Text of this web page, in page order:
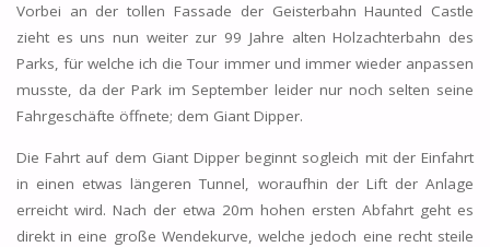
Vorbei an der tollen Fassade der Geisterbahn Haunted Castle
zieht es uns nun weiter zur 99 Jahre alten Holzachterbahn des
Parks, für welche ich die Tour immer und immer wieder anpassen
musste, da der Park im September leider nur noch selten seine
Fahrgeschäfte öffnete; dem Giant Dipper.
Die Fahrt auf dem Giant Dipper beginnt sogleich mit der Einfahrt
in einen etwas längeren Tunnel, woraufhin der Lift der Anlage
erreicht wird. Nach der etwa 20m hohen ersten Abfahrt geht es
direkt in eine große Wendekurve, welche jedoch eine recht steile